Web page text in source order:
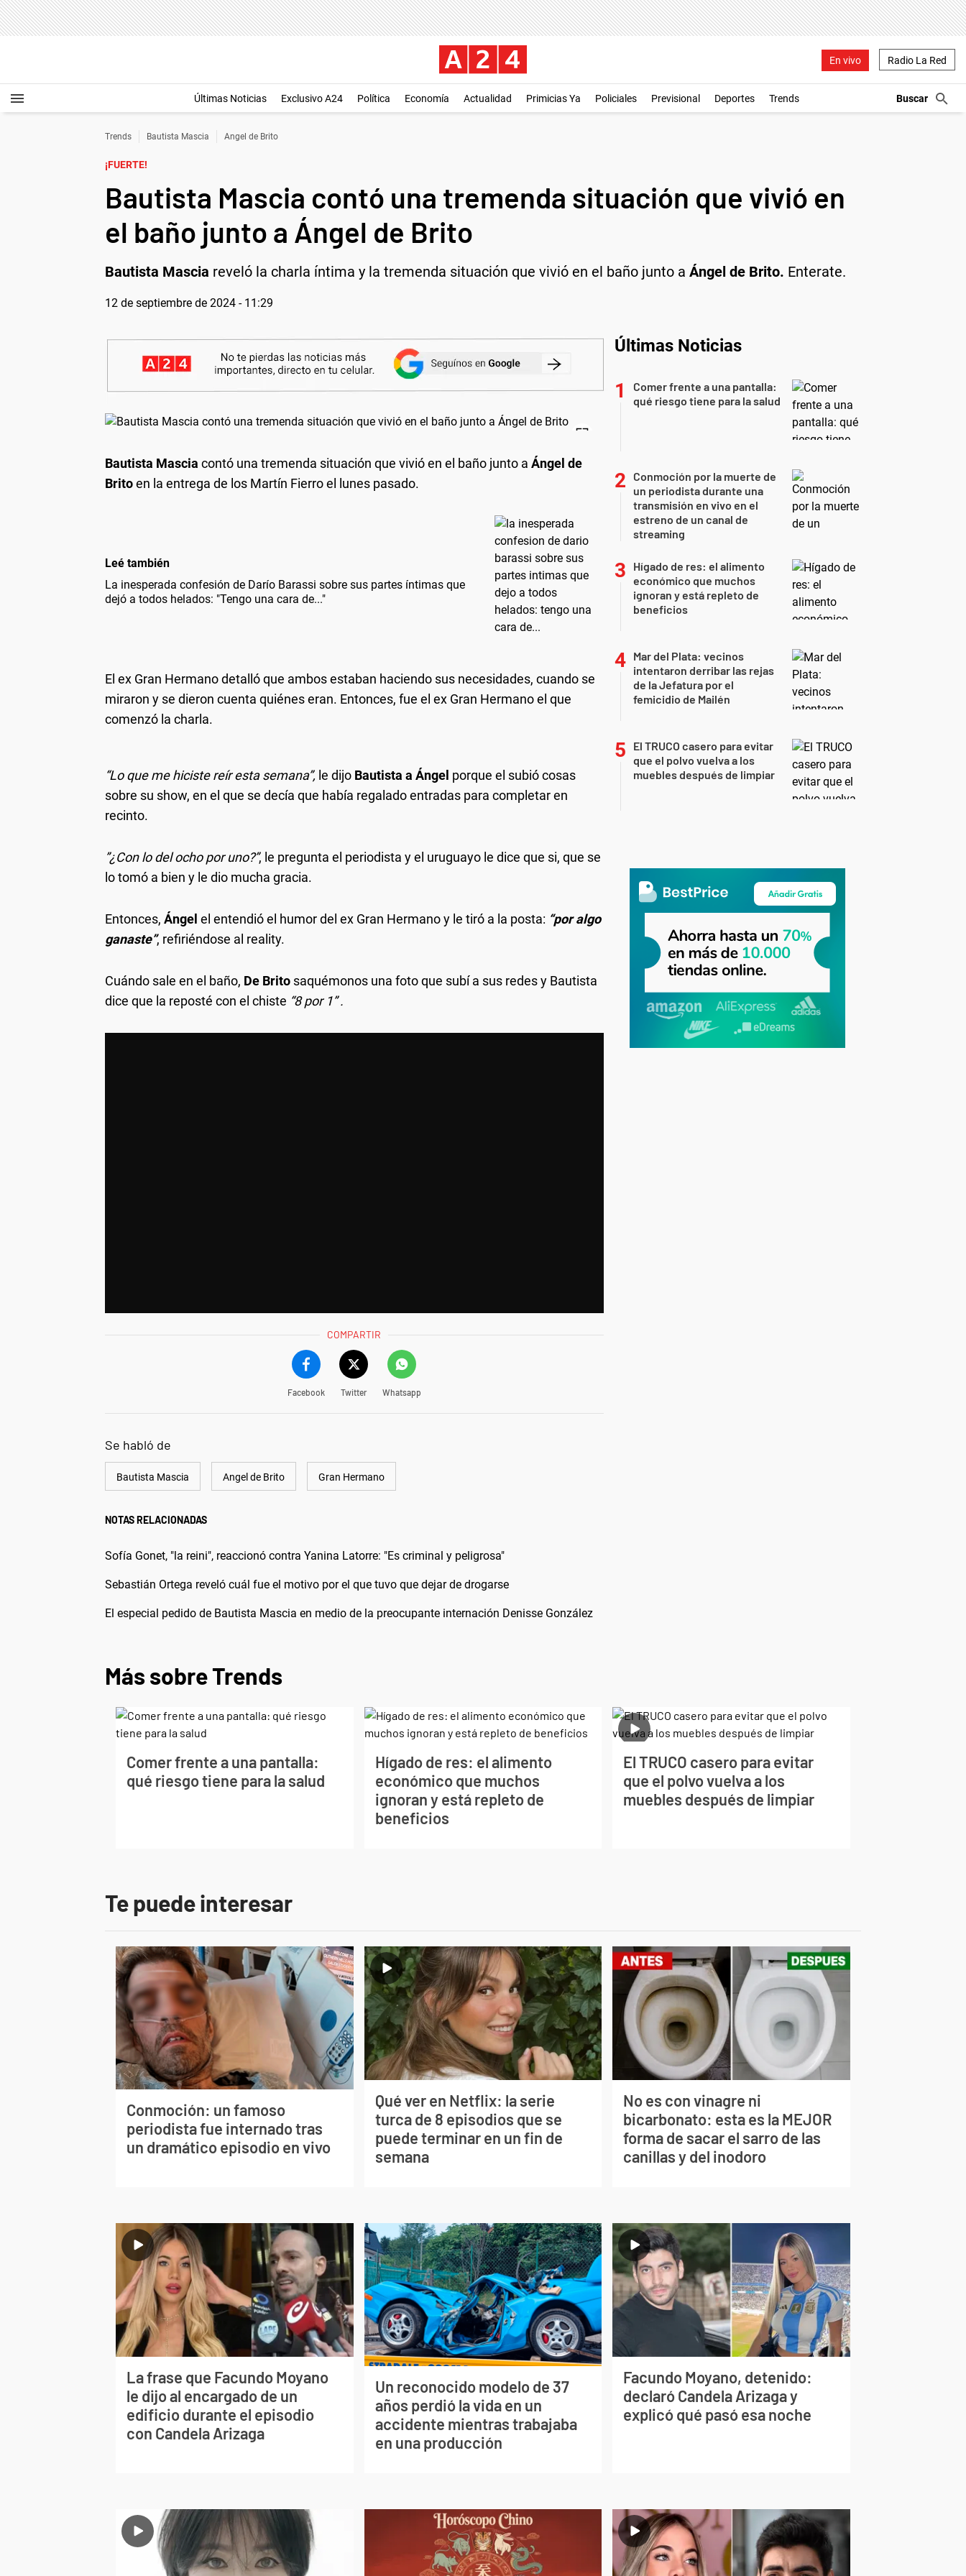
En vivo Radio La Red
Últimas Noticias Exclusivo A24 Política Economía Actualidad Primicias Ya Policiales Previsional Deportes Trends
Trends Bautista Mascia Angel de Brito
¡FUERTE!
Bautista Mascia contó una tremenda situación que vivió en
el baño junto a Ángel de Brito
Bautista Mascia reveló la charla íntima y la tremenda situación que vivió en el baño junto a Ángel de Brito. Enterate.
12 de septiembre de 2024 - 11:29
Bautista Mascia contó una tremenda situación que vivió en el baño junto a Ángel de
Britoen la entrega de los Martín Fierro el lunes pasado.
Leé también
La inesperada confesión de Darío Barassi sobre sus partes íntimas que
dejó a todos helados: "Tengo una cara de..."
El ex Gran Hermano detalló que ambos estaban haciendo sus necesidades, cuando se
miraron y se dieron cuenta quiénes eran. Entonces, fue el ex Gran Hermano el que
comenzó la charla.
“Lo que me hiciste reír esta semana”, le dijo Bautista a Ángel porque el subió cosas
sobre su show, en el que se decía que había regalado entradas para completar en
recinto.
”¿Con lo del ocho por uno?”, le pregunta el periodista y el uruguayo le dice que si, que se
lo tomó a bien y le dio mucha gracia.
Entonces, Ángel el entendió el humor del ex Gran Hermano y le tiró a la posta: “por algo
ganaste”, refiriéndose al reality.
Cuándo sale en el baño, De Brito saquémonos una foto que subí a sus redes y Bautista
dice que la reposté con el chiste “8 por 1” .
COMPARTIR
Facebook Twitter Whatsapp
Se habló de
Bautista Mascia Angel de Brito Gran Hermano
NOTAS RELACIONADAS
Sofía Gonet, "la reini", reaccionó contra Yanina Latorre: "Es criminal y peligrosa"
Sebastián Ortega reveló cuál fue el motivo por el que tuvo que dejar de drogarse
El especial pedido de Bautista Mascia en medio de la preocupante internación Denisse González
Últimas Noticias
Comer frente a una pantalla:
qué riesgo tiene para la salud
Conmoción por la muerte de
un periodista durante una
transmisión en vivo en el
estreno de un canal de
streaming
Hígado de res: el alimento
económico que muchos
ignoran y está repleto de
beneficios
Mar del Plata: vecinos
intentaron derribar las rejas
de la Jefatura por el
femicidio de Mailén
El TRUCO casero para evitar
que el polvo vuelva a los
muebles después de limpiar
Más sobre Trends
Comer frente a una pantalla:
qué riesgo tiene para la salud
Hígado de res: el alimento
económico que muchos
ignoran y está repleto de
beneficios
El TRUCO casero para evitar
que el polvo vuelva a los
muebles después de limpiar
Te puede interesar
Conmoción: un famoso
periodista fue internado tras
un dramático episodio en vivo
Qué ver en Netflix: la serie
turca de 8 episodios que se
puede terminar en un fin de
semana
No es con vinagre ni
bicarbonato: esta es la MEJOR
forma de sacar el sarro de las
canillas y del inodoro
La frase que Facundo Moyano
le dijo al encargado de un
edificio durante el episodio
con Candela Arizaga
Un reconocido modelo de 37
años perdió la vida en un
accidente mientras trabajaba
en una producción
Facundo Moyano, detenido:
declaró Candela Arizaga y
explicó qué pasó esa noche